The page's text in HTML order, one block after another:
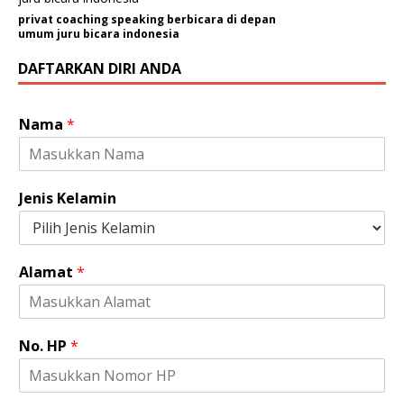
privat coaching speaking berbicara di depan
umum juru bicara indonesia
DAFTARKAN DIRI ANDA
Nama *
N
a
a
P
e
a
m
i
Jenis Kelamin
Alamat *
No. HP *